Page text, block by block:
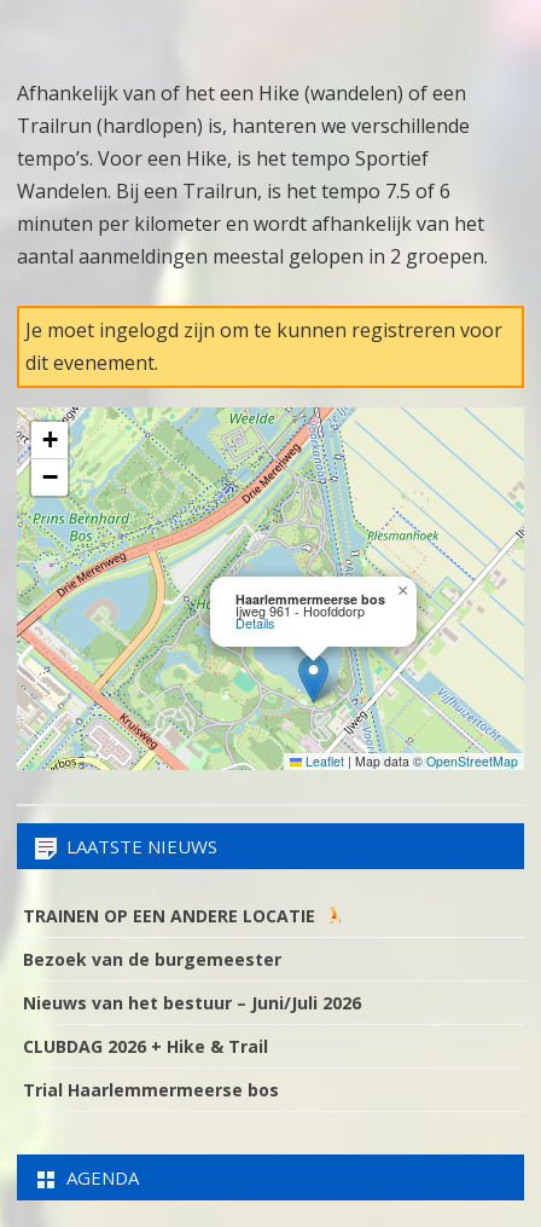
Afhankelijk van of het een Hike (wandelen) of een
Trailrun (hardlopen) is, hanteren we verschillende
tempo’s. Voor een Hike, is het tempo Sportief
Wandelen. Bij een Trailrun, is het tempo 7.5 of 6
minuten per kilometer en wordt afhankelijk van het
aantal aanmeldingen meestal gelopen in 2 groepen.
Je moet ingelogd zijn om te kunnen registreren voor
dit evenement.
Haarlemmermeerse bos
Ijweg 961 - Hoofddorp
Details
×
+
−
Leaflet | Map data ©OpenStreetMap
LAATSTE NIEUWS
TRAINEN OP EEN ANDERE LOCATIE
Bezoek van de burgemeester
Nieuws van het bestuur – Juni/Juli 2026
CLUBDAG 2026 + Hike & Trail
Trial Haarlemmermeerse bos
AGENDA